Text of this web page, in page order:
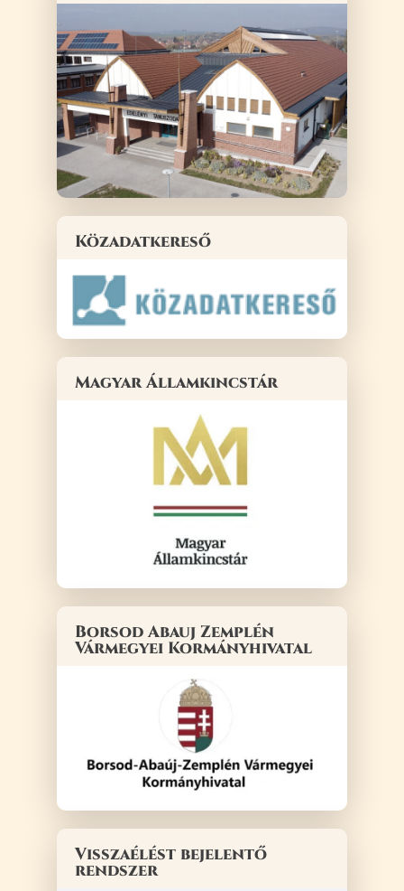
Közadatkereső
Magyar Államkincstár
Borsod Abauj Zemplén
Vármegyei Kormányhivatal
Visszaélést bejelentő
rendszer